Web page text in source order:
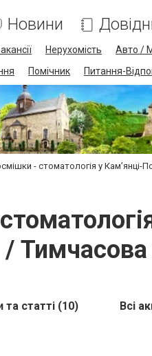
Новини
Нерухомість Авто /
Помічник Питання-
- стоматологія у Кам’янці-
/
та статті (10) Всі